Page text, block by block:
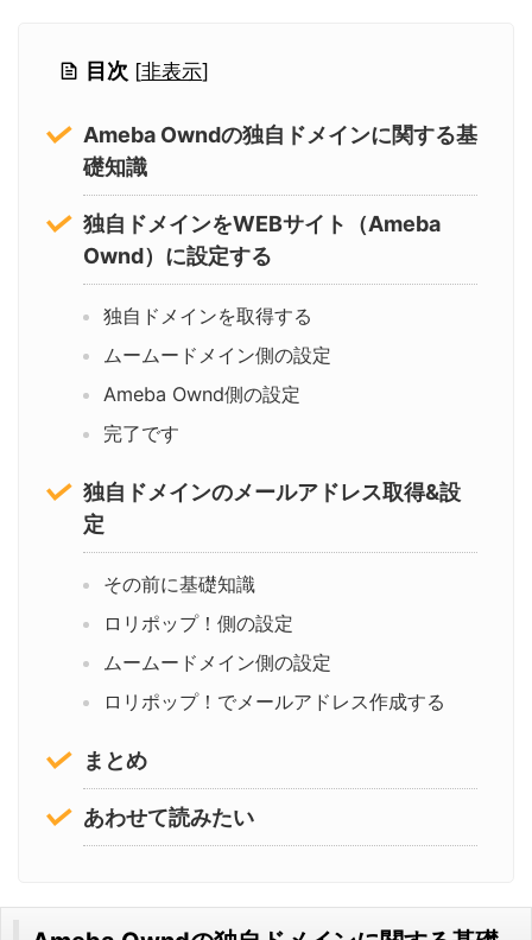
目次 [非表示]
Ameba Owndの独自ドメインに関する基
礎知識
独自ドメインをWEBサイト（Ameba
Ownd）に設定する
独自ドメインを取得する
ムームードメイン側の設定
Ameba Ownd側の設定
完了です
独自ドメインのメールアドレス取得&設
定
その前に基礎知識
ロリポップ！側の設定
ムームードメイン側の設定
ロリポップ！でメールアドレス作成する
まとめ
あわせて読みたい